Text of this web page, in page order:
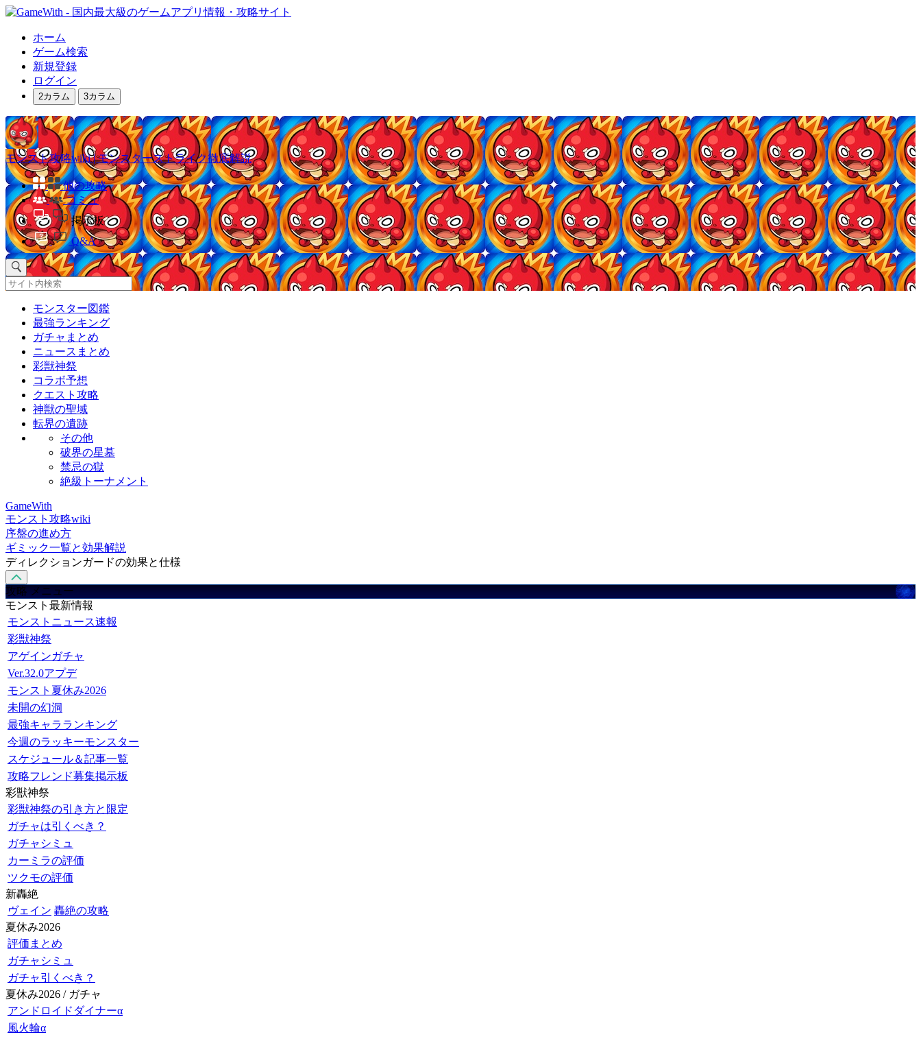
ホーム
ゲーム検索
新規登録
ログイン
2カラム 3カラム
モンスト攻略wiki | モンスターストライク徹底解説
他の攻略
コミュ
掲示板
Q&A
モンスター図鑑
最強ランキング
ガチャまとめ
ニュースまとめ
彩獣神祭
コラボ予想
クエスト攻略
神獣の聖域
転界の遺跡
その他
破界の星墓
禁忌の獄
絶級トーナメント
GameWith
モンスト攻略wiki
序盤の進め方
ギミック一覧と効果解説
ディレクションガードの効果と仕様
攻略 メニュー
モンスト最新情報
モンストニュース速報
彩獣神祭
アゲインガチャ
Ver.32.0アプデ
モンスト夏休み2026
未開の幻洞
最強キャラランキング
今週のラッキーモンスター
スケジュール＆記事一覧
攻略フレンド募集掲示板
彩獣神祭
彩獣神祭の引き方と限定
ガチャは引くべき？
ガチャシミュ
カーミラの評価
ツクモの評価
新轟絶
ヴェイン 轟絶の攻略
夏休み2026
評価まとめ
ガチャシミュ
ガチャ引くべき？
夏休み2026 / ガチャ
アンドロイドダイナーα
風火輪α